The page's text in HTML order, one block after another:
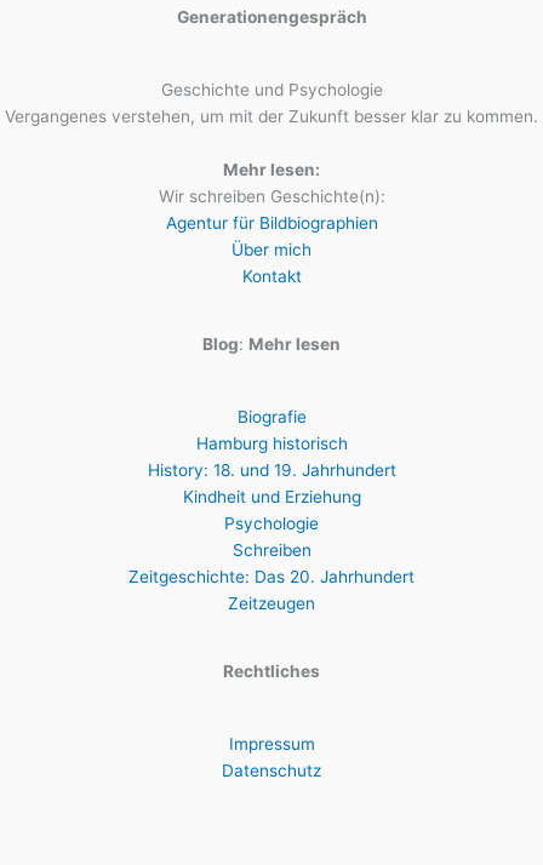
Generationengespräch
Geschichte und Psychologie
Vergangenes verstehen, um mit der Zukunft besser klar zu kommen.
Mehr lesen:
Wir schreiben Geschichte(n):
Agentur für Bildbiographien
Über mich
Kontakt
Blog: Mehr lesen
Biografie
Hamburg historisch
History: 18. und 19. Jahrhundert
Kindheit und Erziehung
Psychologie
Schreiben
Zeitgeschichte: Das 20. Jahrhundert
Zeitzeugen
Rechtliches
Impressum
Datenschutz